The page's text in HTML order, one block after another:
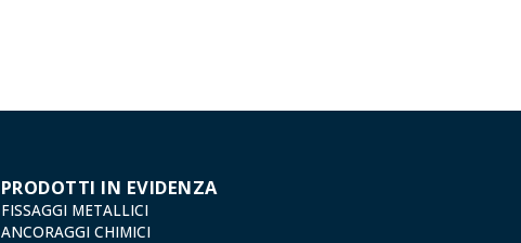
PRODOTTI IN EVIDENZA
FISSAGGI METALLICI
ANCORAGGI CHIMICI